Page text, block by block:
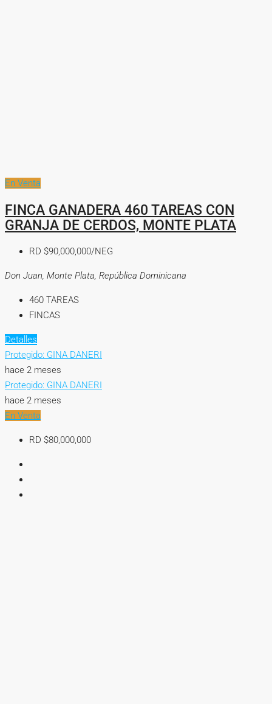
En Venta
FINCA GANADERA 460 TAREAS CON
GRANJA DE CERDOS, MONTE PLATA
RD $90,000,000/NEG
Don Juan, Monte Plata, República Dominicana
460 TAREAS
FINCAS
Detalles
Protegido: GINA DANERI
hace 2 meses
Protegido: GINA DANERI
hace 2 meses
En Venta
RD $80,000,000